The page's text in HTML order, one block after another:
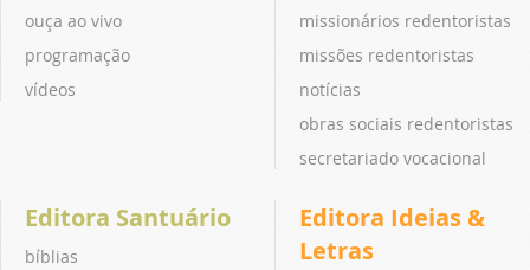
ouça ao vivo
programação
vídeos
missionários redentoristas
missões redentoristas
notícias
obras sociais redentoristas
secretariado vocacional
Editora Santuário
bíblias
Editora Ideias &
Letras